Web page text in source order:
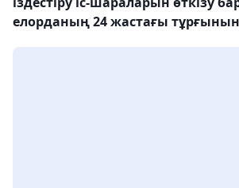
елорданың 24 жастағы